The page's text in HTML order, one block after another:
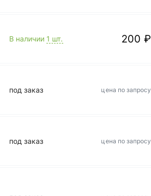
В наличии 1 шт. 200 ₽
под заказ цена по запросу
под заказ цена по запросу